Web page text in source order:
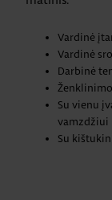
Vardinė
Vardinė
Darbinė
Ženklinimo
Su vienu
vamzdžiui
Su